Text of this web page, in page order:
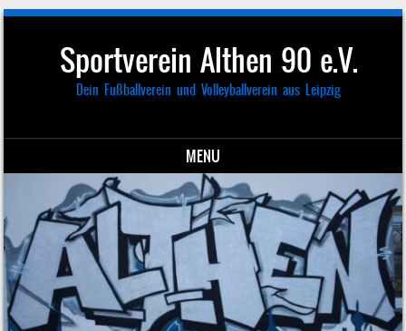
Sportverein Althen 90 e.V.
Dein Fußballverein und Volleyballverein aus Leipzig
MENU
Skip to content